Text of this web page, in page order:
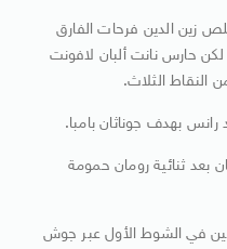
زين الدين فرحات الفارق
لكن حارس نانت ألبان لافونت
النقاط الثلاث.
على لوريان بعد ثنائية رومان حمومة
بهدفين في الشوط الأول عبر جوش